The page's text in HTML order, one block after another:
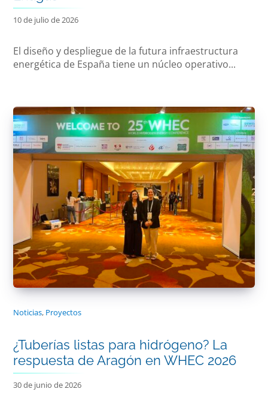
10 de julio de 2026
El diseño y despliegue de la futura infraestructura
energética de España tiene un núcleo operativo...
Noticias, Proyectos
¿Tuberías listas para hidrógeno? La
respuesta de Aragón en WHEC 2026
30 de junio de 2026